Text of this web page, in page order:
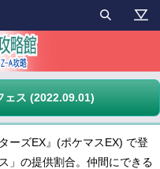
ェス (2022.09.01)
ーズEX』(ポケマスEX) で登
」の提供割合。仲間にできる